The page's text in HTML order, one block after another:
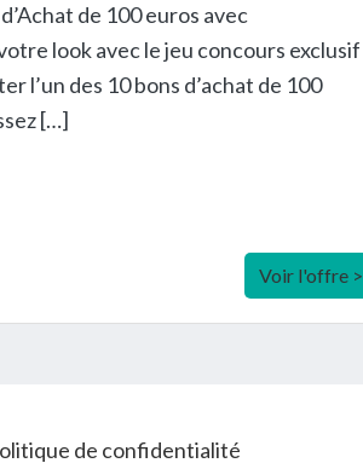
de 100 euros avec
look avec le jeu concours exclusif
l’un des 10 bons d’achat de 100
[…]
Voir l'offre >
de confidentialité